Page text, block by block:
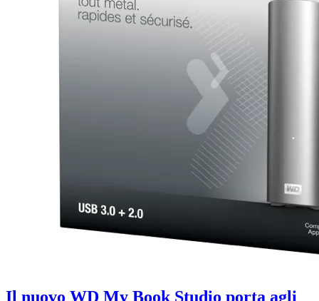
Il nuovo WD My Book Studio porta agli